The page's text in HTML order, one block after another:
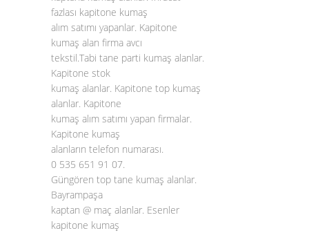
fazlası kapitone kumaş
alım satımı yapanlar. Kapitone
kumaş alan firma avcı
tekstil.Tabi tane parti kumaş alanlar.
Kapitone stok
kumaş alanlar. Kapitone top kumaş
alanlar. Kapitone
kumaş alım satımı yapan firmalar.
Kapitone kumaş
alanların telefon numarası.
0 535 651 91 07.
Güngören top tane kumaş alanlar.
Bayrampaşa
kaptan @ maç alanlar. Esenler
kapitone kumaş